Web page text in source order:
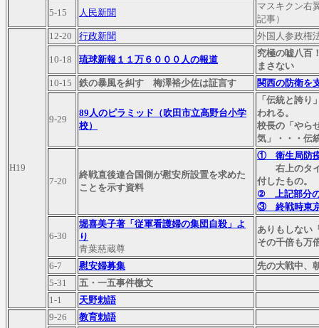
5-15 人民新聞
マスキクン右
記事）
H19
12-20 行政新聞 外国人参政権
10-18 琉球新報１１万６０００人の報道
究極の嘘八百
まさない
10-15
鉄の暴風を糾す 梅澤裕少佐は証言す 関西の防衛を
9-29
89人のピラミッド（吹田市立高野台小学
校）
「伝統と誇
われる。
校長の「やら
気」・・・伝
7-20
終戦直後連合国側が慰安所設置を求めた
ことを示す資料
① 衛生局防疫
右上のタイ
付したもの。
② 上記部分
③ 終戦時東京
6-30
堀喜美子著「従軍看護婦の集団自殺」よ
り
青葉慈蔵尊
ありもしない
その千倍も万
6-7 慰安婦募集
先の大戦中、
5-31
五・一五事件檄文
1-1
天野勅語
9-26
教育勅語